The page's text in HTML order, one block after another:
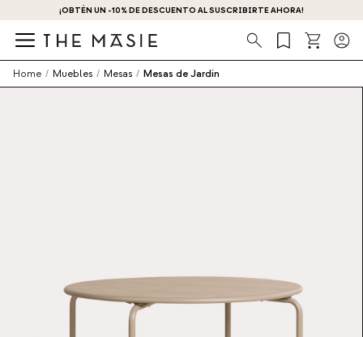
¡OBTÉN UN -10% DE DESCUENTO AL SUSCRIBIRTE AHORA!
Búsqueda
Home / Muebles / Mesas / Mesas de Jardín